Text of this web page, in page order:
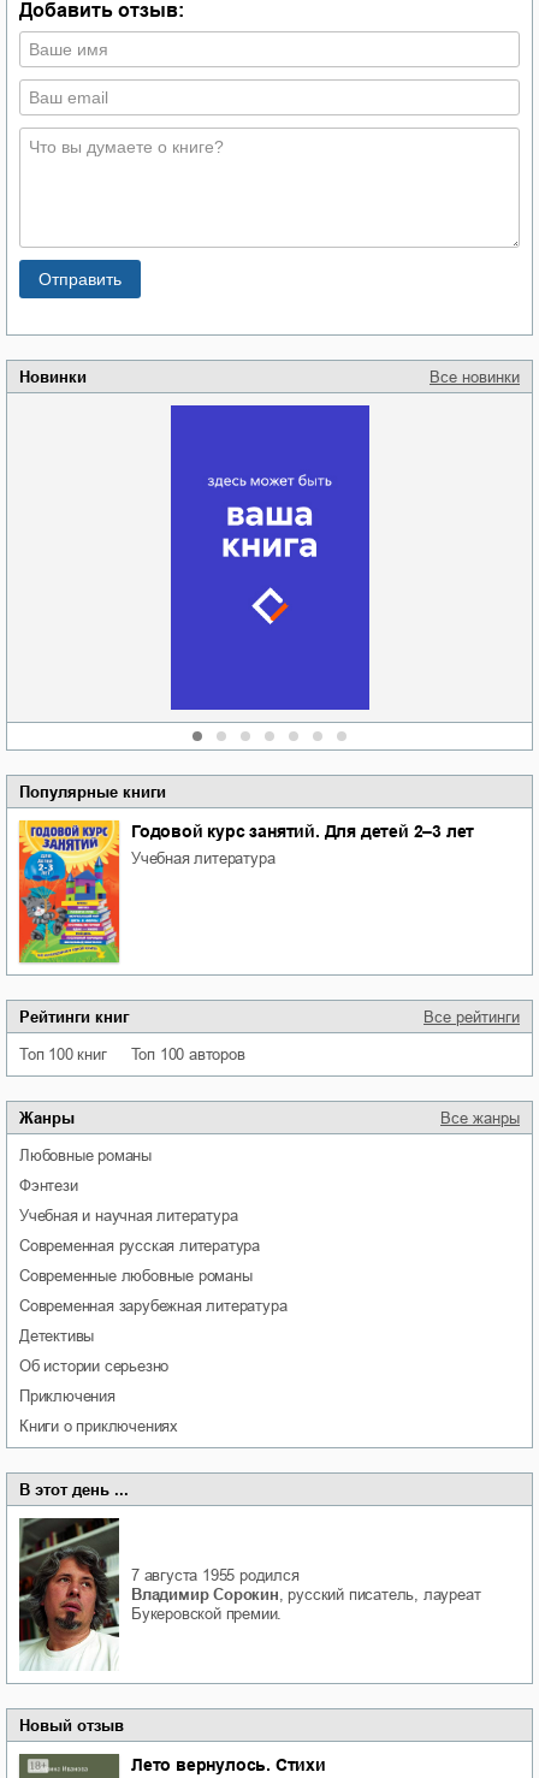
Новинки Все новинки
Популярные книги
Годовой курс занятий. Для детей 2–3 лет
учебная литература
Рейтинги книг Все рейтинги
Топ 100 книг Топ 100 авторов
Жанры Все жанры
любовные романы
фэнтези
учебная и научная литература
современная русская литература
современные любовные романы
современная зарубежная литература
детективы
об истории серьезно
приключения
книги о приключениях
Добавить отзыв:
В этот день ...
7 августа 1955 родился
Владимир Сорокин , русский писатель, лауреат
Букеровской премии.
Новый отзыв
Лето вернулось. Стихи